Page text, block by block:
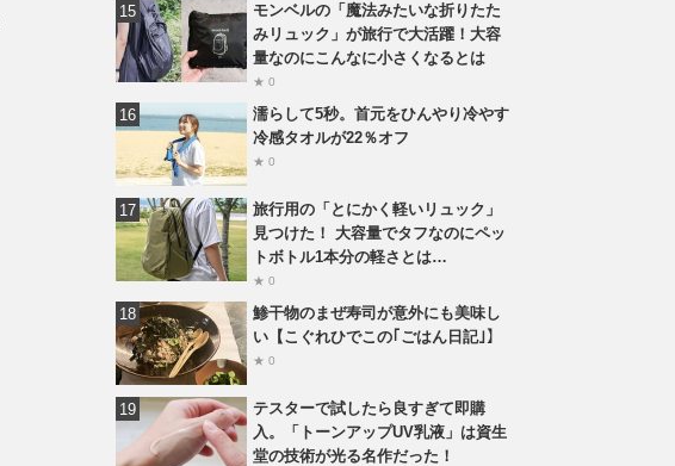
モンベルの「魔法みたいな折りたた
みリュック」が旅行で大活躍！大容
量なのにこんなに小さくなるとは
★ 0
濡らして5秒。首元をひんやり冷やす
冷感タオルが22％オフ
★ 0
旅行用の「とにかく軽いリュック」
見つけた！ 大容量でタフなのにペッ
トボトル1本分の軽さとは…
★ 0
鯵干物のまぜ寿司が意外にも美味し
い【こぐれひでこの｢ごはん日記｣】
★ 0
テスターで試したら良すぎて即購
入。「トーンアップUV乳液」は資生
堂の技術が光る名作だった！